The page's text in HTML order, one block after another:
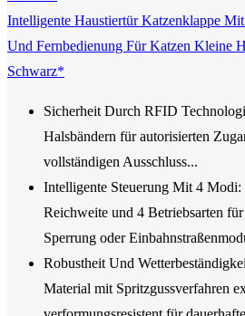
Intelligente Haustiertür Katzenklappe
Und Fernbedienung Für Katzen Kleine
Schwarz*
Sicherheit Durch RFID
Halsbändern für autorisierten
vollständigen Ausschluss...
Intelligente Steuerung Mit 4
Reichweite und 4 Betriebsarten
Sperrung oder
Robustheit Und
Material mit Spritzgussverfahren